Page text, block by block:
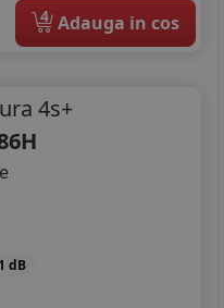
4 Adauga in cos
4s+
dB